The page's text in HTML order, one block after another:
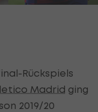
Rückspiels
Madrid ging
2019/20